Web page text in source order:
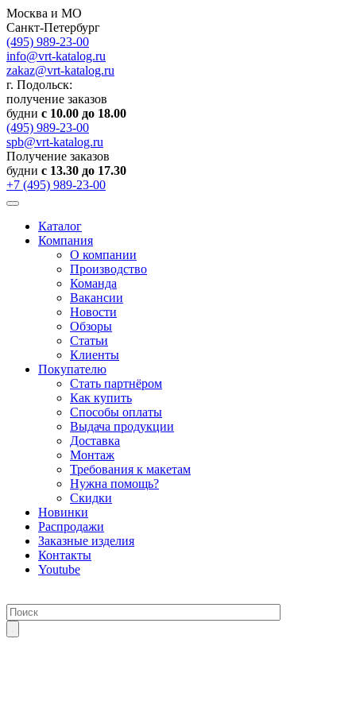
Москва и МО
Санкт-Петербург
(495) 989-23-00
info@vrt-katalog.ru
zakaz@vrt-katalog.ru
г. Подольск:
получение заказов
будни с 10.00 до 18.00
(495) 989-23-00
spb@vrt-katalog.ru
Получение заказов
будни с 13.30 до 17.30
+7 (495) 989-23-00
Каталог
Компания
О компании
Производство
Команда
Вакансии
Новости
Обзоры
Статьи
Клиенты
Покупателю
Стать партнёром
Как купить
Способы оплаты
Выдача продукции
Доставка
Монтаж
Требования к макетам
Нужна помощь?
Скидки
Новинки
Распродажи
Заказные изделия
Контакты
Youtube